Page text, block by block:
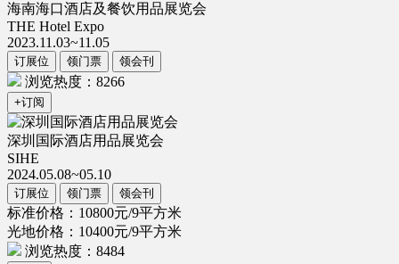
海南海口酒店及餐饮用品展览会
THE Hotel Expo
2023.11.03~11.05
订展位 领门票 领会刊
浏览热度：8266
+订阅
深圳国际酒店用品展览会
SIHE
2024.05.08~05.10
订展位 领门票 领会刊
标准价格：10800元/9平方米
光地价格：10400元/9平方米
浏览热度：8484